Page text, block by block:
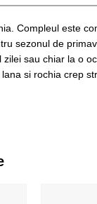
Compleul este
sezonul de
sau chiar la o
si rochia crep